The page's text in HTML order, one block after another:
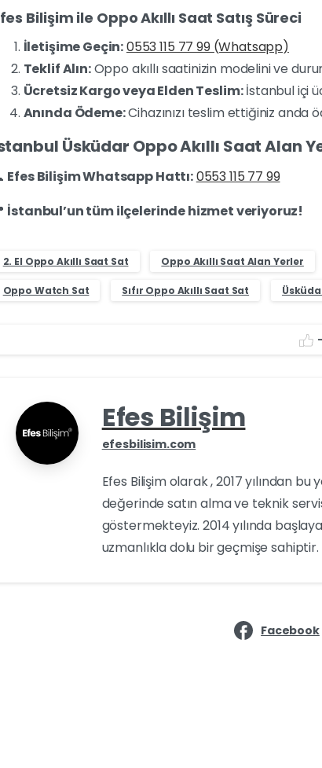
Bilişim ile Oppo Akıllı Saat Satış Süreci
İletişime Geçin:0553 115 77 99 (Whatsapp)
Teklif Alın:Oppo akıllı saatinizin modelini ve
Ücretsiz Kargo veya Elden Teslim:İstanbul içi
Anında Ödeme:Cihazınızı teslim ettiğiniz anda
Üsküdar Oppo Akıllı Saat Alan
Efes Bilişim Whatsapp Hattı:0553 115 77 99
İstanbul’un tüm ilçelerinde hizmet veriyoruz!
2. El Oppo Akıllı Saat Sat Oppo Akıllı Saat Alan Yerler
Oppo Watch Sat Sıfır Oppo Akıllı Saat Sat
-
Efes Bilişim
efesbilisim.com
Efes Bilişim olarak , 2017 yılından
değerinde satın alma ve teknik
göstermekteyiz. 2014 yılında
uzmanlıkla dolu bir geçmişe sahiptir.
Facebook